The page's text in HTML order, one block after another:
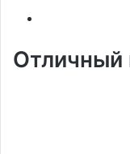
Отличный